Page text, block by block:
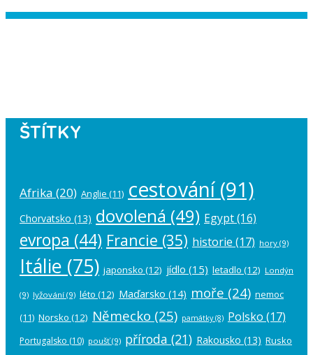
ŠTÍTKY
Afrika (20) Anglie (11) cestování(91)
Chorvatsko (13) dovolená (49) Egypt(16)
evropa (44) Francie (35) historie (17) hory (9)
Itálie (75) japonsko (12) jídlo (15) letadlo (12) Londýn
(9) lyžování (9) léto (12) Maďarsko (14) moře (24) nemoc
(11) Norsko (12) Německo (25) památky(8) Polsko (17)
Portugalsko (10) poušť(9) příroda (21) Rakousko (13) Rusko